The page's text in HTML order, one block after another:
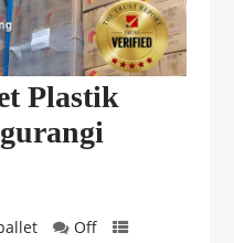
Plastik
Off